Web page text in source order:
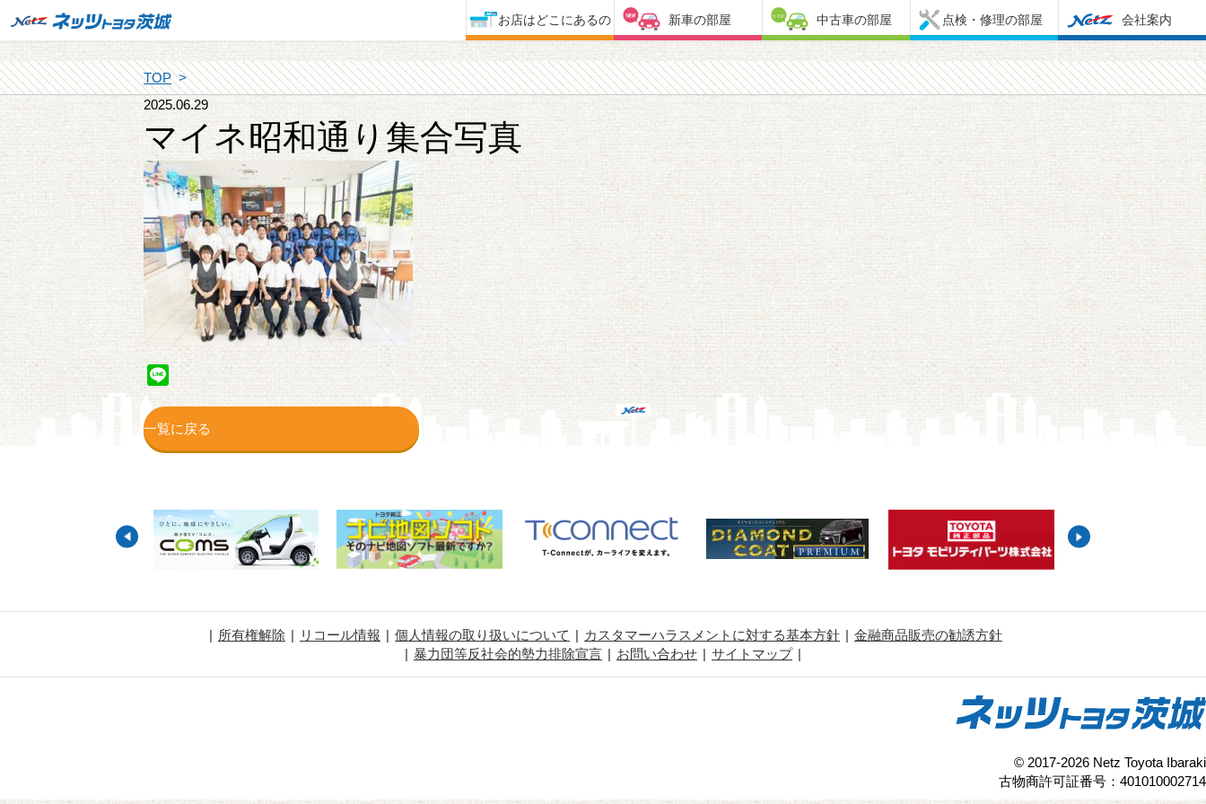
お店はどこにあるの 新車の部屋 中古車の部屋 点検・修理の部屋 会社案内
TOP
2025.06.29
マイネ昭和通り集合写真
Line
一覧に戻る
所有権解除 リコール情報 個人情報の取り扱いについて カスタマーハラスメントに対する基本方針
金融商品販売の勧誘方針
暴力団等反社会的勢力排除宣言
お問い合わせ サイトマップ
© 2017-2026 Netz Toyota Ibaraki
古物商許可証番号：401010002714